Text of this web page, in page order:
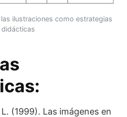
ilustraciones como estrategias
didácticas
(1999). Las imágenes en